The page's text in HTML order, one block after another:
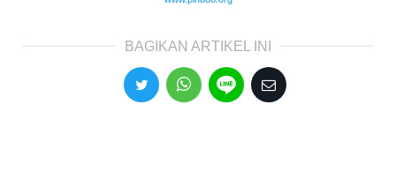
BAGIKAN ARTIKEL INI